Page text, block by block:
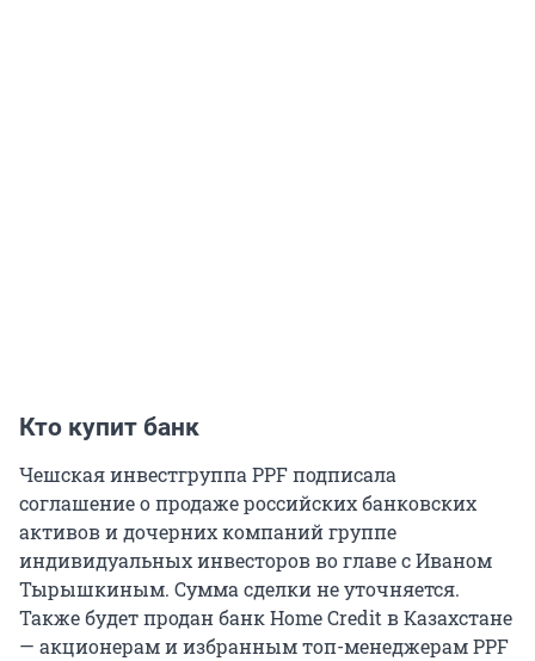
Кто купит банк
Чешская инвестгруппа PPF подписала
соглашение о продаже российских банковских
активов и дочерних компаний группе
индивидуальных инвесторов во главе с Иваном
Тырышкиным. Сумма сделки не уточняется.
Также будет продан банк Home Credit в Казахстане
— акционерам и избранным топ-менеджерам PPF